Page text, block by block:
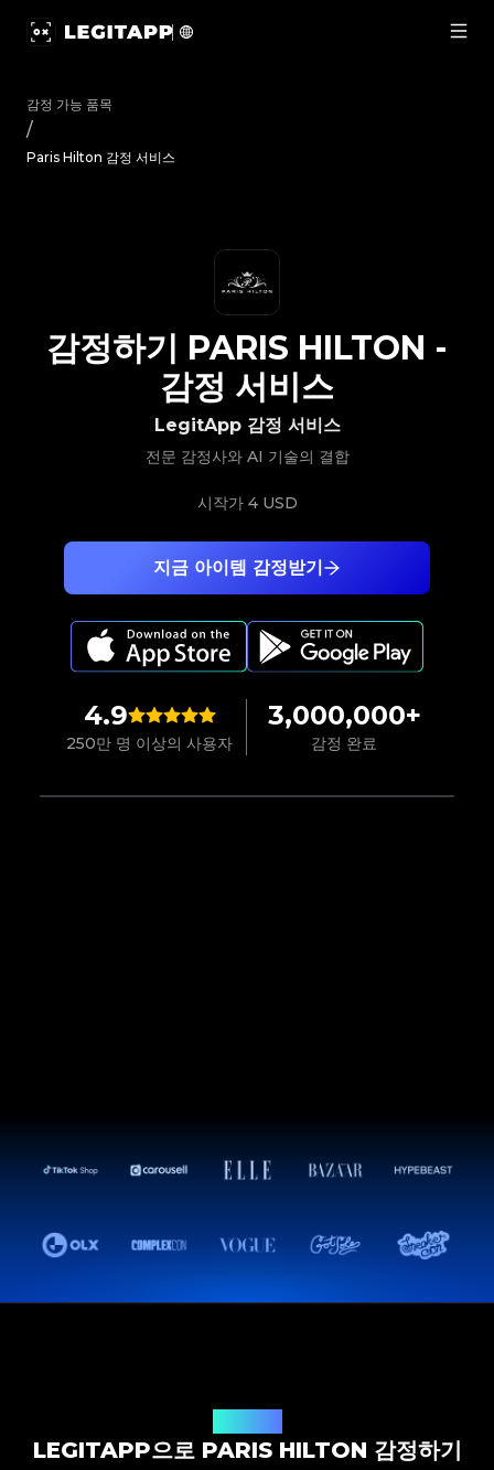
감정 가능 품목
/
Paris Hilton 감정 서비스
4.9
250만 명 이상의 사용자
3,000,000+
감정 완료
지금 아이템 감정받기
LegitApp 감정 서비스
전문 감정사와 AI 기술의 결합
시작가 4 USD
감정하기 PARIS HILTON -
감정 서비스
LEGITAPP으로 PARIS HILTON 감정하기